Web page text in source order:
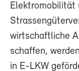
wirtschaftliche
schaffen,
in E-LKW